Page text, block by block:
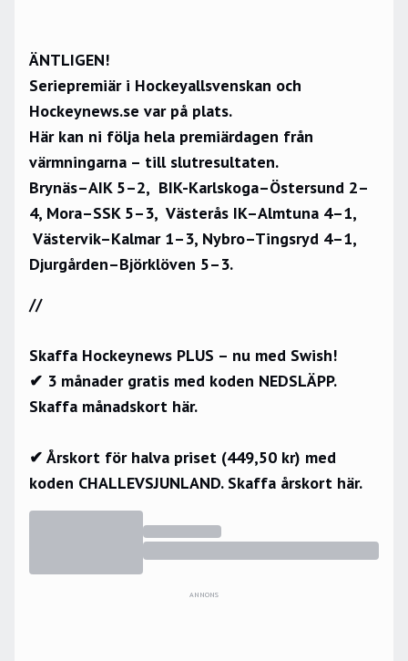
ÄNTLIGEN!
Seriepremiär i Hockeyallsvenskan och
Hockeynews.se var på plats.
Här kan ni följa hela premiärdagen från
värmningarna – till slutresultaten.
Brynäs–AIK 5–2, BIK-Karlskoga–Östersund 2–
4, Mora–SSK 5–3, Västerås IK–Almtuna 4–1,
Västervik–Kalmar 1–3, Nybro–Tingsryd 4–1,
Djurgården–Björklöven 5–3.
//
Skaffa Hockeynews PLUS – nu med Swish!
✔ 3 månader gratis med koden NEDSLÄPP.
Skaffa månadskort här.
✔ Årskort för halva priset (449,50 kr) med
koden CHALLEVSJUNLAND. Skaffa årskort här.
ANNONS